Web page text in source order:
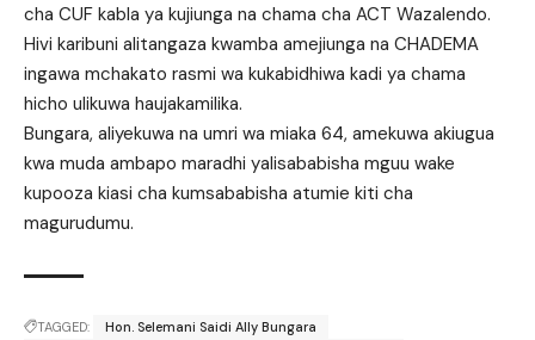
cha CUF kabla ya kujiunga na chama cha ACT Wazalendo.
Hivi karibuni alitangaza kwamba amejiunga na CHADEMA
ingawa mchakato rasmi wa kukabidhiwa kadi ya chama
hicho ulikuwa haujakamilika.
Bungara, aliyekuwa na umri wa miaka 64, amekuwa akiugua
kwa muda ambapo maradhi yalisababisha mguu wake
kupooza kiasi cha kumsababisha atumie kiti cha
magurudumu.
TAGGED:
Hon. Selemani Saidi Ally Bungara